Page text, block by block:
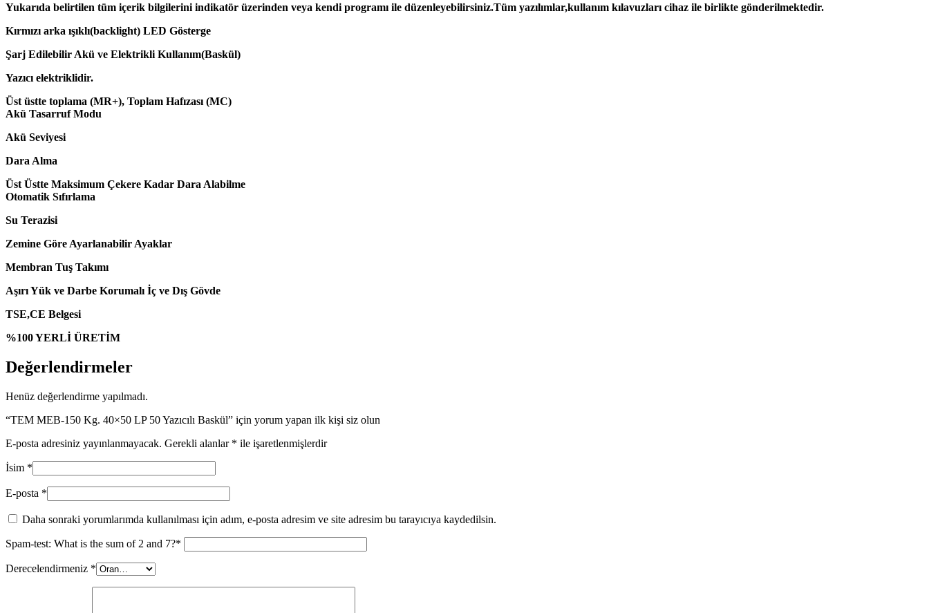
Yukarıda belirtilen tüm içerik bilgilerini indikatör üzerinden veya kendi programı ile düzenleyebilirsiniz.Tüm yazılımlar,kullanım kılavuzları cihaz ile birlikte gönderilmektedir.
Kırmızı arka ışıklı(backlight) LED Gösterge
Şarj Edilebilir Akü ve Elektrikli Kullanım(Baskül)
Yazıcı elektriklidir.
Üst üstte toplama (MR+), Toplam Hafızası (MC)
Akü Tasarruf Modu
Akü Seviyesi
Dara Alma
Üst Üstte Maksimum Çekere Kadar Dara Alabilme
Otomatik Sıfırlama
Su Terazisi
Zemine Göre Ayarlanabilir Ayaklar
Membran Tuş Takımı
Aşırı Yük ve Darbe Korumalı İç ve Dış Gövde
TSE,CE Belgesi
%100 YERLİ ÜRETİM
Değerlendirmeler
Henüz değerlendirme yapılmadı.
“TEM MEB-150 Kg. 40×50 LP 50 Yazıcılı Baskül” için yorum yapan ilk kişi siz olun
E-posta adresiniz yayınlanmayacak. Gerekli alanlar * ile işaretlenmişlerdir
İsim *
E-posta *
Daha sonraki yorumlarımda kullanılması için adım, e-posta adresim ve site adresim bu tarayıcıya kaydedilsin.
Spam-test: What is the sum of 2 and 7?*
Derecelendirmeniz *